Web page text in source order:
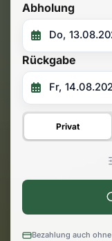
Abholung
Rückgabe
Privat
Bezahlung auch ohne